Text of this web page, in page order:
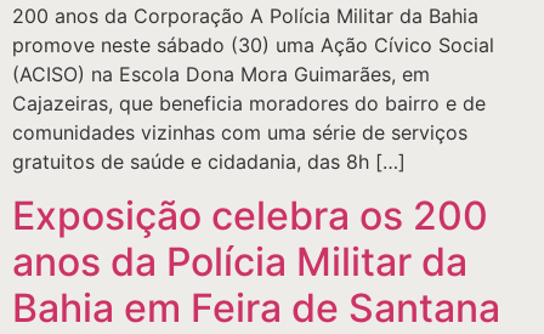
200 anos da Corporação A Polícia Militar da Bahia
promove neste sábado (30) uma Ação Cívico Social
(ACISO) na Escola Dona Mora Guimarães, em
Cajazeiras, que beneficia moradores do bairro e de
comunidades vizinhas com uma série de serviços
gratuitos de saúde e cidadania, das 8h […]
Exposição celebra os 200
anos da Polícia Militar da
Bahia em Feira de Santana